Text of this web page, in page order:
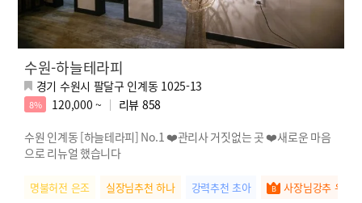
수원-하늘테라피
경기 수원시 팔달구 인계동 1025-13
8% 120,000 ~ 리뷰 858
수원 인계동 [하늘테라피] No.1 ❤️관리사 거짓없는 곳 ❤️새로운 마음
으로 리뉴얼 했습니다
명불허전 은조 실장님추천 하나 강력추천 초아 사장님강추 우유